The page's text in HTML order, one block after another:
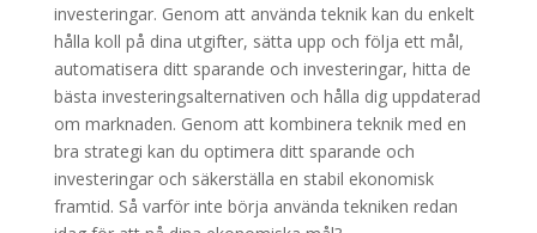
investeringar. Genom att använda teknik kan du enkelt
hålla koll på dina utgifter, sätta upp och följa ett mål,
automatisera ditt sparande och investeringar, hitta de
bästa investeringsalternativen och hålla dig uppdaterad
om marknaden. Genom att kombinera teknik med en
bra strategi kan du optimera ditt sparande och
investeringar och säkerställa en stabil ekonomisk
framtid. Så varför inte börja använda tekniken redan